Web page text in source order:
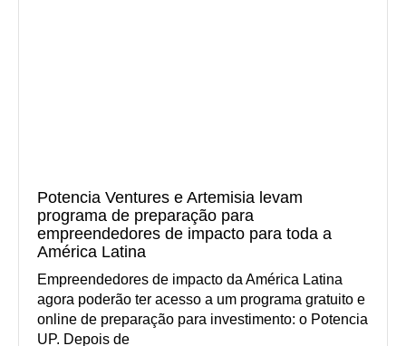
Potencia Ventures e Artemisia levam
programa de preparação para
empreendedores de impacto para toda a
América Latina
Empreendedores de impacto da América Latina
agora poderão ter acesso a um programa gratuito e
online de preparação para investimento: o Potencia
UP. Depois de